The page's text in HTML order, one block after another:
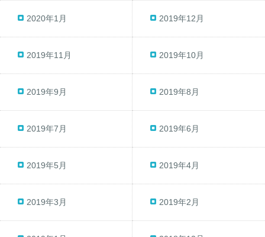
2020年1月 2019年12月
2019年11月 2019年10月
2019年9月 2019年8月
2019年7月 2019年6月
2019年5月 2019年4月
2019年3月 2019年2月